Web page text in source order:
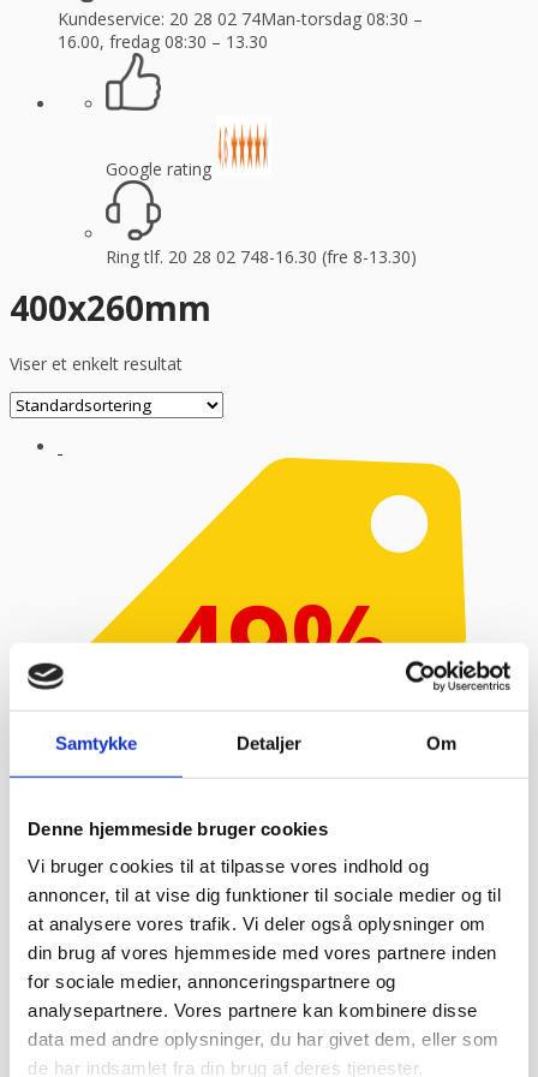
Samtykke Detaljer Om
Denne hjemmeside bruger cookies
Vi bruger cookies til at tilpasse vores indhold og
annoncer, til at vise dig funktioner til sociale medier og til
at analysere vores trafik. Vi deler også oplysninger om
din brug af vores hjemmeside med vores partnere inden
for sociale medier, annonceringspartnere og
analysepartnere. Vores partnere kan kombinere disse
data med andre oplysninger, du har givet dem, eller som
de har indsamlet fra din brug af deres tjenester.
Kundeservice: 20 28 02 74Man-torsdag 08:30 –
16.00, fredag 08:30 – 13.30
Google rating
Ring tlf. 20 28 02 748-16.30 (fre 8-13.30)
400x260mm
Viser et enkelt resultat
-49%
RABAT
Oval serveringsbakke i flere størrelser,
Hendi
Ovale serveringsbakker i flere længder Fremstillet af
rus...
FRA24,95kr. Vælg variant